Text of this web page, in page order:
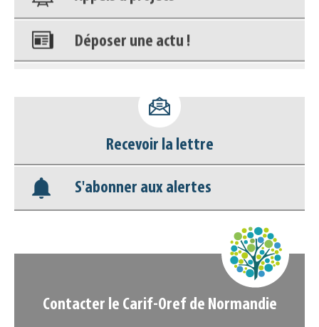
Déposer une actu !
Accéder à son compte - (Se
Base documentaire
Nos veilles Scoop.it
Appels à projets